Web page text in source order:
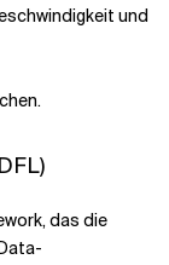
und
das die